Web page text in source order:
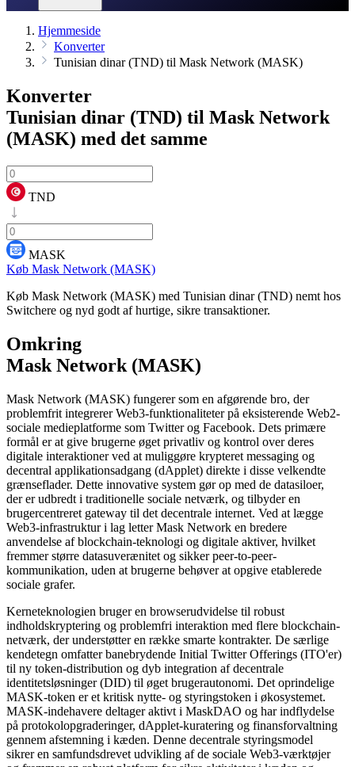
Hjemmeside
Konverter
Tunisian dinar (TND) til Mask Network (MASK)
Konverter
Tunisian dinar (TND) til Mask Network
(MASK) med det samme
TND
MASK
Køb Mask Network (MASK)
Køb Mask Network (MASK) med Tunisian dinar (TND) nemt hos
Switchere og nyd godt af hurtige, sikre transaktioner.
Omkring
Mask Network (MASK)
Mask Network (MASK) fungerer som en afgørende bro, der
problemfrit integrerer Web3-funktionaliteter på eksisterende Web2-
sociale medieplatforme som Twitter og Facebook. Dets primære
formål er at give brugerne øget privatliv og kontrol over deres
digitale interaktioner ved at muliggøre krypteret messaging og
decentral applikationsadgang (dApplet) direkte i disse velkendte
grænseflader. Dette innovative system gør op med de datasiloer,
der er udbredt i traditionelle sociale netværk, og tilbyder en
brugercentreret gateway til det decentrale internet. Ved at lægge
Web3-infrastruktur i lag letter Mask Network en bredere
anvendelse af blockchain-teknologi og digitale aktiver, hvilket
fremmer større datasuverænitet og sikker peer-to-peer-
kommunikation, uden at brugerne behøver at opgive etablerede
sociale grafer.
Kerneteknologien bruger en browserudvidelse til robust
indholdskryptering og problemfri interaktion med flere blockchain-
netværk, der understøtter en række smarte kontrakter. De særlige
kendetegn omfatter banebrydende Initial Twitter Offerings (ITO'er)
til ny token-distribution og dyb integration af decentrale
identitetsløsninger (DID) til øget brugerautonomi. Det oprindelige
MASK-token er et kritisk nytte- og styringstoken i økosystemet.
MASK-indehavere deltager aktivt i MaskDAO og har indflydelse
på protokolopgraderinger, dApplet-kuratering og finansforvaltning
gennem afstemning i kæden. Denne decentrale styringsmodel
sikrer en samfundsdrevet udvikling af de sociale Web3-værktøjer